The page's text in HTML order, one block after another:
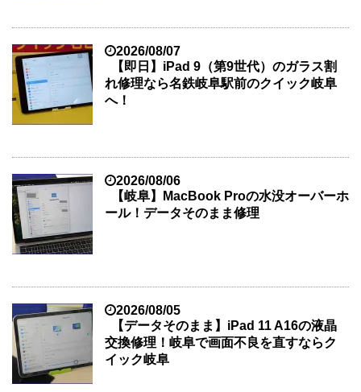
2026/08/07
【即日】iPad 9（第9世代）のガラス割
れ修理なら名鉄岐阜駅前のクイック岐阜
へ！
2026/08/06
【岐阜】MacBook Proの水没オーバーホ
ール！データそのまま修理
2026/08/05
【データそのまま】iPad 11 A16の液晶
交換修理！岐阜で画面不良を直すならク
イック岐阜